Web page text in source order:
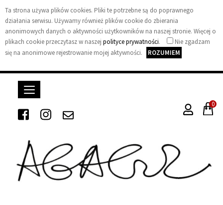
Ta strona używa plików cookies. Pliki te potrzebne są do poprawnego
działania serwisu. Używamy również plików cookie do zbierania
anonimowych danych o aktywności użytkowników na naszej stronie. Więcej o
plikach cookie przeczytasz w naszej polityce prywatności.
Nie zgadzam
się na anonimowe rejestrowanie mojej aktywności.
ROZUMIEM
A
0